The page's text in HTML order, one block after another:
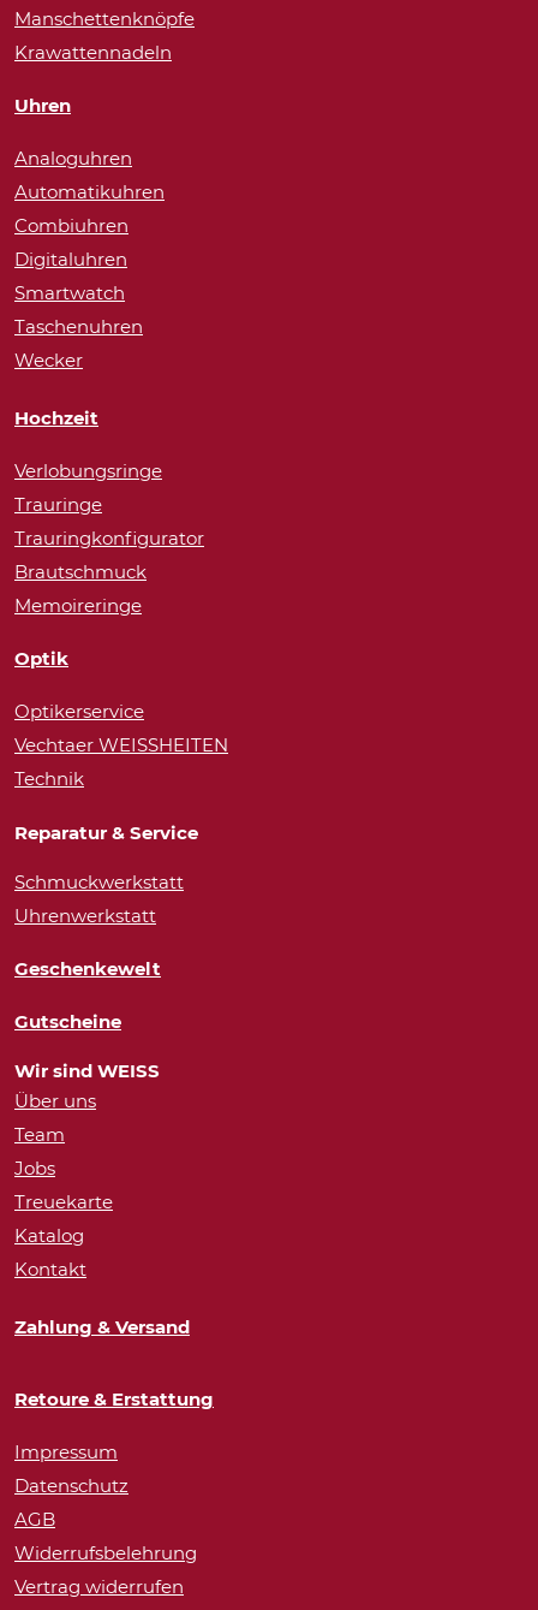
Manschettenknöpfe
Krawattennadeln
Uhren
Analoguhren
Automatikuhren
Combiuhren
Digitaluhren
Smartwatch
Taschenuhren
Wecker
Hochzeit
Verlobungsringe
Trauringe
Trauringkonfigurator
Brautschmuck
Memoireringe
Optik
Optikerservice
Vechtaer WEISSHEITEN
Technik
Reparatur & Service
Schmuckwerkstatt
Uhrenwerkstatt
Geschenkewelt
Gutscheine
Wir sind WEISS
Über uns
Team
Jobs
Treuekarte
Katalog
Kontakt
Zahlung & Versand
Retoure & Erstattung
Impressum
Datenschutz
AGB
Widerrufsbelehrung
Vertrag widerrufen